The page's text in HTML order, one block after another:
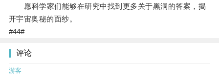
愿科学家们能够在研究中找到更多关于黑洞的答案，揭
开宇宙奥秘的面纱。
#44#
评论
游客